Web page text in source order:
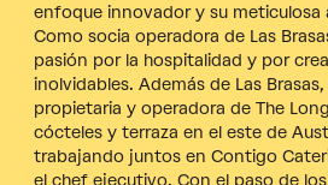
enfoque innovador y su meticulosa
Como socia operadora de Las
pasión por la hospitalidad y por
inolvidables. Además de Las
propietaria y operadora de The
cócteles y terraza en el este de
trabajando juntos en Contigo
el chef ejecutivo. Con el paso de